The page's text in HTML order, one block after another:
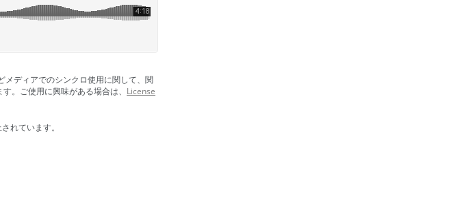
メディアでのシンクロ使用に関して、関
。ご使用に興味がある場合は、 License
れています。